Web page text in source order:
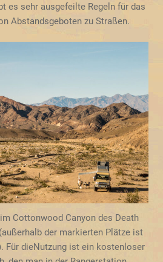
es sehr ausgefeilte Regeln für das
Abstandsgeboten zu Straßen.
Cottonwood Canyon des Death
der markierten Plätze ist
Für dieNutzung ist ein kostenloser